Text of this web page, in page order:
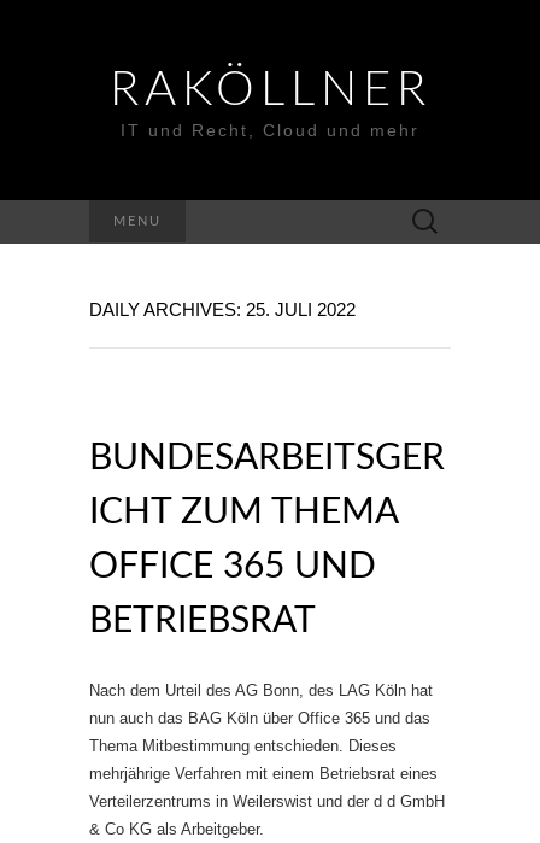
RAKÖLLNER
IT und Recht, Cloud und mehr
MENU
Suchen
nach:
DAILY ARCHIVES: 25. JULI 2022
BUNDESARBEITSGER
ICHT ZUM THEMA
OFFICE 365 UND
BETRIEBSRAT
Nach dem Urteil des AG Bonn, des LAG Köln hat
nun auch das BAG Köln über Office 365 und das
Thema Mitbestimmung entschieden. Dieses
mehrjährige Verfahren mit einem Betriebsrat eines
Verteilerzentrums in Weilerswist und der d d GmbH
& Co KG als Arbeitgeber.